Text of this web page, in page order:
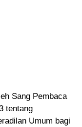
Sang Pembaca
tentang
Umum bagi